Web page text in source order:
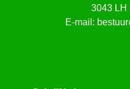
3043 LH
E-mail: